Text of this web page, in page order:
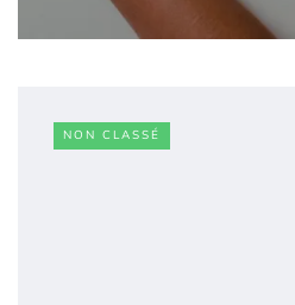
NON CLASSÉ